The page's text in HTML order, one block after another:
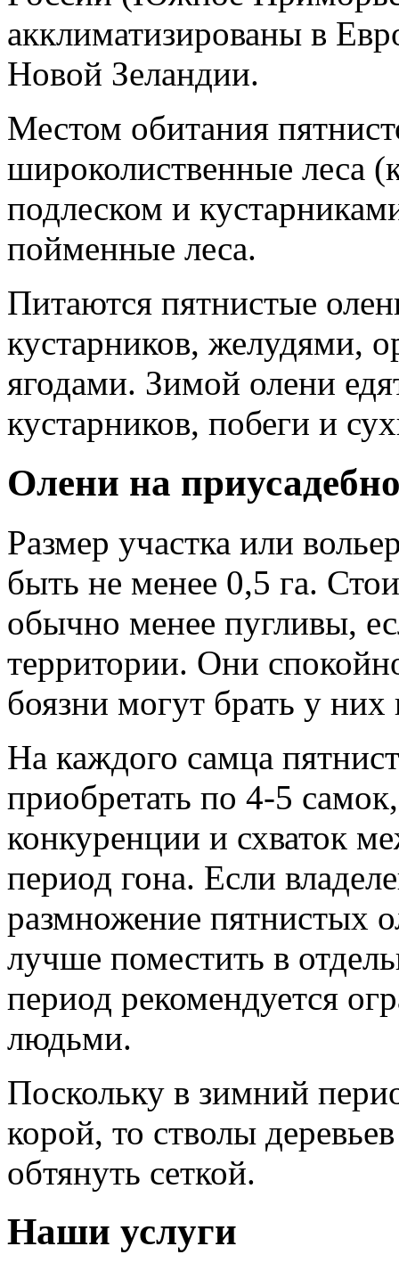
акклиматизированы в
Новой Зеландии.
Местом обитания
широколиственные леса
подлеском и
пойменные леса.
Питаются пятнистые
кустарников, желудями,
ягодами. Зимой олени
кустарников, побеги и
Олени на
Размер участка или
быть не менее 0,5 га.
обычно менее пугливы,
территории. Они
боязни могут брать у них
На каждого самца
приобретать по 4-5
конкуренции и схваток
период гона. Если
размножение пятнистых
лучше поместить в
период рекомендуется
людьми.
Поскольку в зимний
корой, то стволы
обтянуть сеткой.
Наши услуги